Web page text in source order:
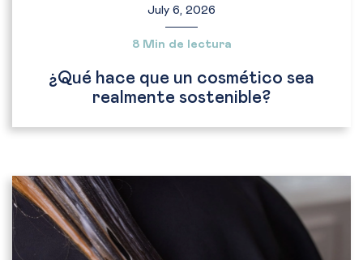
July 6, 2026
8 Min de lectura
¿Qué hace que un cosmético sea
realmente sostenible?